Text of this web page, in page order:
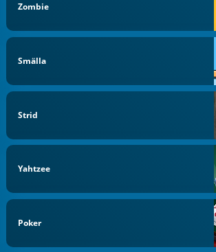
Zombie
Smälla
Strid
Yahtzee
Poker